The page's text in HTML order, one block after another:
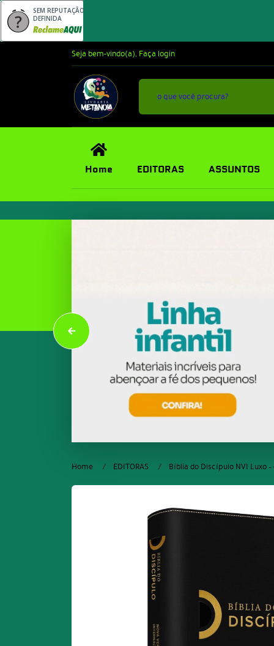
SEM REPUTAÇÃO
DEFINIDA
Seja bem-vindo(a), Faça login
Home EDITORAS ASSUNTOS
Home EDITORAS Bíblia do Discípulo NVI Luxo